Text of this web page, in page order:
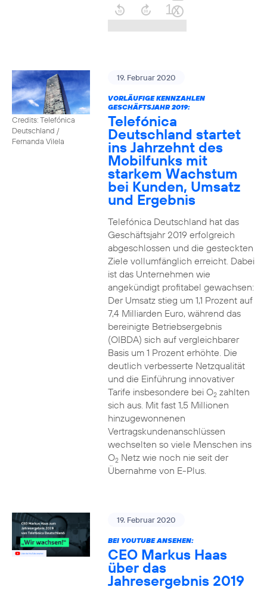
Credits: Telefónica
Deutschland /
Fernanda Vilela
19. Februar 2020
VORLÄUFIGE KENNZAHLEN
GESCHÄFTSJAHR 2019:
Telefónica
Deutschland startet
ins Jahrzehnt des
Mobilfunks mit
starkem Wachstum
bei Kunden, Umsatz
und Ergebnis
Telefónica Deutschland hat das
Geschäftsjahr 2019 erfolgreich
abgeschlossen und die gesteckten
Ziele vollumfänglich erreicht. Dabei
ist das Unternehmen wie
angekündigt profitabel gewachsen:
Der Umsatz stieg um 1,1 Prozent auf
7,4 Milliarden Euro, während das
bereinigte Betriebsergebnis
(OIBDA) sich auf vergleichbarer
Basis um 1 Prozent erhöhte. Die
deutlich verbesserte Netzqualität
und die Einführung innovativer
Tarife insbesondere bei O2zahlten
sich aus. Mit fast 1,5 Millionen
hinzugewonnenen
Vertragskundenanschlüssen
wechselten so viele Menschen ins
O2Netz wie noch nie seit der
Übernahme von E-Plus.
19. Februar 2020
BEI YOUTUBE ANSEHEN:
CEO Markus Haas
über das
Jahresergebnis 2019